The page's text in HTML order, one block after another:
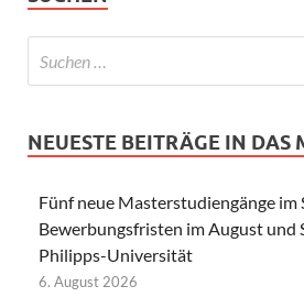
NEUESTE BEITRÄGE IN DAS
Fünf neue Masterstudiengänge im
Bewerbungsfristen im August und
Philipps-Universität
6. August 2026